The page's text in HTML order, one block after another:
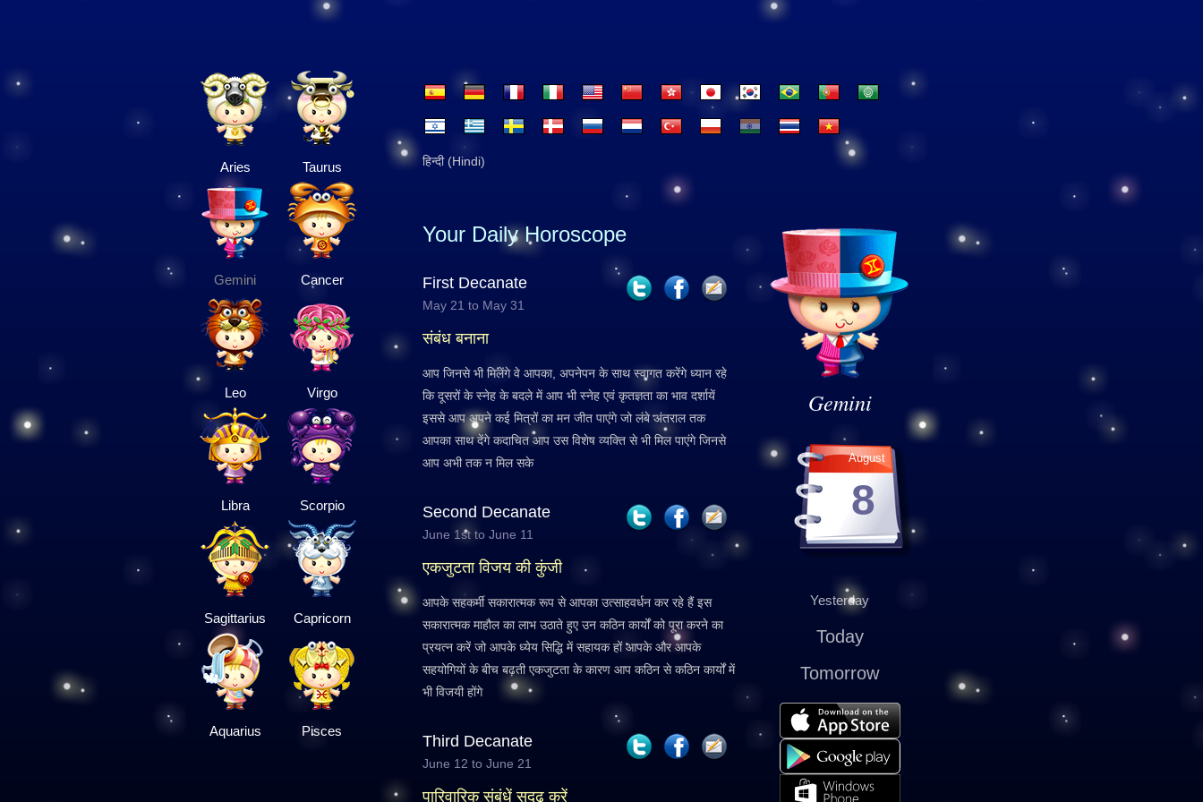
Aries Taurus
Gemini Cancer
Leo Virgo
Libra Scorpio
Sagittarius Capricorn
Aquarius Pisces
हिन्दी (Hindi)
Gemini
August
8
Yesterday
Today
Tomorrow
Your Daily Horoscope
First Decanate
May 21 to May 31
संबंध बनाना
आप जिनसे भी मिलेंगे वे आपका, अपनेपन के साथ स्वागत करेंगे ध्यान रहे
कि दूसरों के स्नेह के बदले में आप भी स्नेह एवं कृतज्ञता का भाव दर्शायें
इससे आप अपने कई मित्रों का मन जीत पाएंगे जो लंबे अंतराल तक
आपका साथ देंगे कदाचित आप उस विशेष व्यक्ति से भी मिल पाएंगे जिनसे
आप अभी तक न मिल सके
Second Decanate
June 1st to June 11
एकजुटता विजय की कुंजी
आपके सहकर्मी सकारात्मक रूप से आपका उत्साहवर्धन कर रहे हैं इस
सकारात्मक माहौल का लाभ उठाते हुए उन कठिन कार्यों को पूरा करने का
प्रयत्न करें जो आपके ध्येय सिद्धि में सहायक हों आपके और आपके
सहयोगियों के बीच बढ़ती एकजुटता के कारण आप कठिन से कठिन कार्यों में
भी विजयी होंगे
Third Decanate
June 12 to June 21
पारिवारिक संबंधें सुदृढ़ करें